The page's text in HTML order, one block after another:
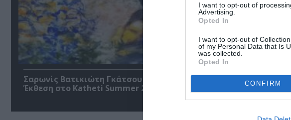
I want to opt-out of
Advertising.
Opted In
I want to opt-out of
of my Personal Data that Is
was collected.
Opted In
CONFIRM
Σαρωνίς Βατικιώτη Γκάτσου – Διαφάνειες Ζωής:
Έκθεση στο Katheti Summer 2026
Πάτμο